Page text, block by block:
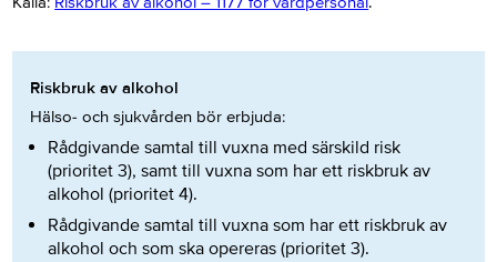
Riskbruk av alkohol
Hälso- och sjukvården bör erbjuda:
Rådgivande samtal till vuxna med särskild risk
(prioritet 3), samt till vuxna som har ett riskbruk av
alkohol (prioritet 4).
Rådgivande samtal till vuxna som har ett riskbruk av
alkohol och som ska opereras (prioritet 3).